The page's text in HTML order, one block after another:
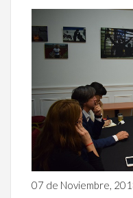
07 de Noviembre,